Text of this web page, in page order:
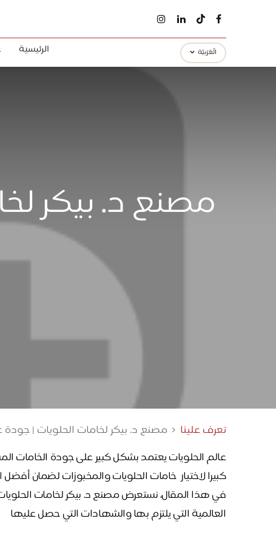
الْعَرَبيّة الرئيسية
مصنع د. بيكر
تعرف علينا
مصنع د. بيكر لخامات الحلويات | جودة
عالم الحلويات يعتمد بشكل كبير على جودة الخامات
كبيرا لاختيار خامات الحلويات والمخبوزات لضمان أفضل
في هذا المقال، نستعرض مصنع د. بيكر لخامات
العالمية التي يلتزم بها والشهادات التي حصل عليها